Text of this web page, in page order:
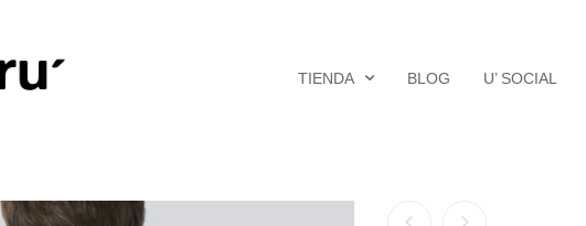
TIENDA BLOG U’ SOCIAL